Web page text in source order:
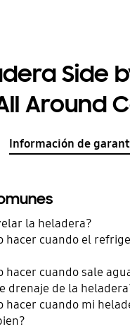
Side
Around
647L
Información de
la heladera?
hacer cuando el
hacer cuando sale
drenaje de la
hacer cuando mi